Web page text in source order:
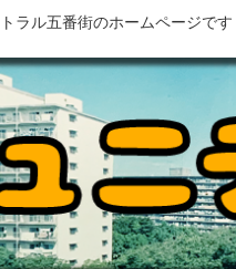
ラル五番街のホームページで